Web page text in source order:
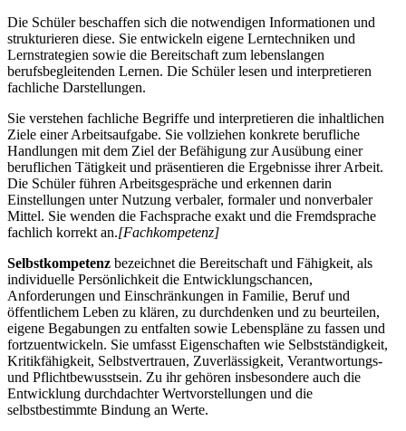
Die Schüler beschaffen sich die notwendigen Informationen und
strukturieren diese. Sie entwickeln eigene Lerntechniken und
Lernstrategien sowie die Bereitschaft zum lebenslangen
berufsbegleitenden Lernen. Die Schüler lesen und interpretieren
fachliche Darstellungen.
Sie verstehen fachliche Begriffe und interpretieren die inhaltlichen
Ziele einer Arbeitsaufgabe. Sie vollziehen konkrete berufliche
Handlungen mit dem Ziel der Befähigung zur Ausübung einer
beruflichen Tätigkeit und präsentieren die Ergebnisse ihrer Arbeit.
Die Schüler führen Arbeitsgespräche und erkennen darin
Einstellungen unter Nutzung verbaler, formaler und nonverbaler
Mittel. Sie wenden die Fachsprache exakt und die Fremdsprache
fachlich korrekt an.[Fachkompetenz]
Selbstkompetenz bezeichnet die Bereitschaft und Fähigkeit, als
individuelle Persönlichkeit die Entwicklungschancen,
Anforderungen und Einschränkungen in Familie, Beruf und
öffentlichem Leben zu klären, zu durchdenken und zu beurteilen,
eigene Begabungen zu entfalten sowie Lebenspläne zu fassen und
fortzuentwickeln. Sie umfasst Eigenschaften wie Selbstständigkeit,
Kritikfähigkeit, Selbstvertrauen, Zuverlässigkeit, Verantwortungs-
und Pflichtbewusstsein. Zu ihr gehören insbesondere auch die
Entwicklung durchdachter Wertvorstellungen und die
selbstbestimmte Bindung an Werte.